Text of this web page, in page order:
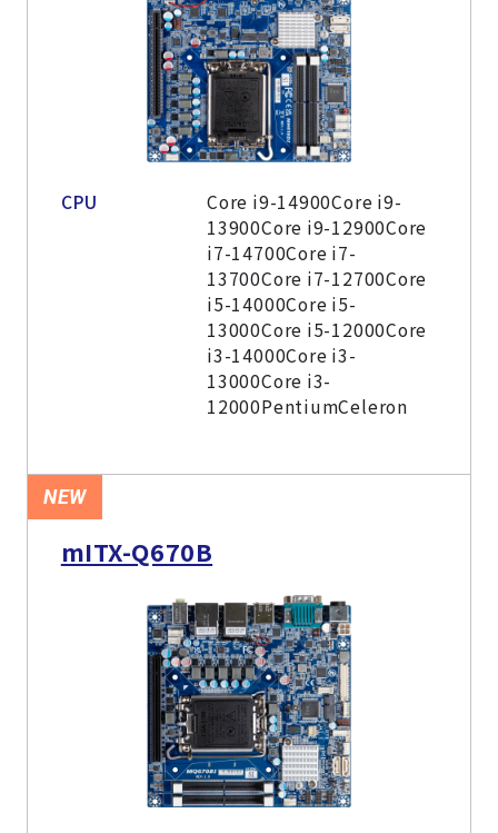
CPU
Core i9-14900Core i9-
13900Core i9-12900Core
i7-14700Core i7-
13700Core i7-12700Core
i5-14000Core i5-
13000Core i5-12000Core
i3-14000Core i3-
13000Core i3-
12000PentiumCeleron
NEW
mITX-Q670B